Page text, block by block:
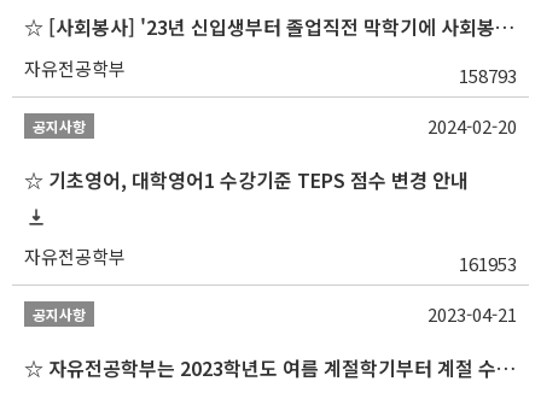
☆ [사회봉사] '23년 신입생부터 졸업직전 막학기에 사회봉사1,2,3 수강 불가
자유전공학부 158793
공지사항
☆ 기초영어, 대학영어1 수강기준 TEPS 점수 변경 안내
자유전공학부 161953
2024-02-20
공지사항
☆ 자유전공학부는 2023학년도 여름 계절학기부터 계절 수업을 개설하지 않습니다 ☆
2023-04-21